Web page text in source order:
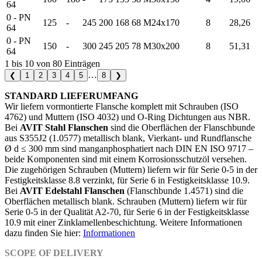
64
0 - PN
64
125 - 245 200 168 68 M24x170 8
28,26
0 - PN
64
150 - 300 245 205 78 M30x200 8
51,31
1 bis 10 von 80 Einträgen
❮ 1 2 3 4 5 … 8 ❯
STANDARD LIEFERUMFANG
Wir liefern vormontierte Flansche komplett mit Schrauben (ISO
4762) und Muttern (ISO 4032) und O-Ring Dichtungen aus NBR.
Bei AVIT Stahl Flanschen sind die Oberflächen der Flanschbunde
aus S355J2 (1.0577) metallisch blank, Vierkant- und Rundflansche
Ø d ≤ 300 mm sind manganphosphatiert nach DIN EN ISO 9717 –
beide Komponenten sind mit einem Korrosionsschutzöl versehen.
Die zugehörigen Schrauben (Muttern) liefern wir für Serie 0-5 in der
Festigkeitsklasse 8.8 verzinkt, für Serie 6 in Festigkeitsklasse 10.9.
Bei AVIT Edelstahl Flanschen (Flanschbunde 1.4571) sind die
Oberflächen metallisch blank. Schrauben (Muttern) liefern wir für
Serie 0-5 in der Qualität A2-70, für Serie 6 in der Festigkeitsklasse
10.9 mit einer Zinklamellenbeschichtung. Weitere Informationen
dazu finden Sie hier: Informationen
SCOPE OF DELIVERY